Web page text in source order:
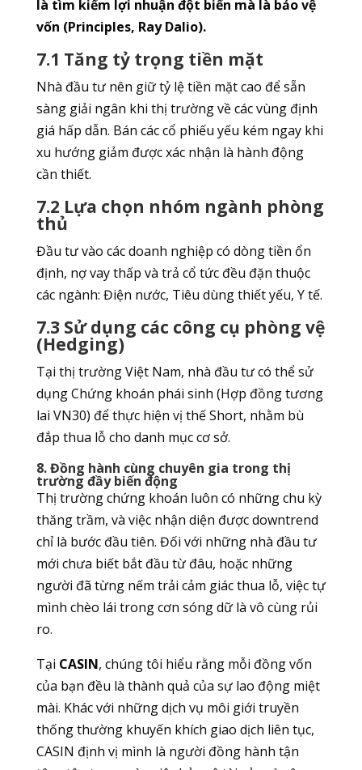
là tìm kiếm lợi nhuận đột biến mà là bảo vệ
vốn (Principles, Ray Dalio).
7.1 Tăng tỷ trọng tiền mặt
Nhà đầu tư nên giữ tỷ lệ tiền mặt cao để sẵn
sàng giải ngân khi thị trường về các vùng định
giá hấp dẫn. Bán các cổ phiếu yếu kém ngay khi
xu hướng giảm được xác nhận là hành động
cần thiết.
7.2 Lựa chọn nhóm ngành phòng
thủ
Đầu tư vào các doanh nghiệp có dòng tiền ổn
định, nợ vay thấp và trả cổ tức đều đặn thuộc
các ngành: Điện nước, Tiêu dùng thiết yếu, Y tế.
7.3 Sử dụng các công cụ phòng vệ
(Hedging)
Tại thị trường Việt Nam, nhà đầu tư có thể sử
dụng Chứng khoán phái sinh (Hợp đồng tương
lai VN30) để thực hiện vị thế Short, nhằm bù
đắp thua lỗ cho danh mục cơ sở.
8. Đồng hành cùng chuyên gia trong thị
trường đầy biến động
Thị trường chứng khoán luôn có những chu kỳ
thăng trầm, và việc nhận diện được downtrend
chỉ là bước đầu tiên. Đối với những nhà đầu tư
mới chưa biết bắt đầu từ đâu, hoặc những
người đã từng nếm trải cảm giác thua lỗ, việc tự
mình chèo lái trong cơn sóng dữ là vô cùng rủi
ro.
Tại CASIN, chúng tôi hiểu rằng mỗi đồng vốn
của bạn đều là thành quả của sự lao động miệt
mài. Khác với những dịch vụ môi giới truyền
thống thường khuyến khích giao dịch liên tục,
CASIN định vị mình là người đồng hành tận